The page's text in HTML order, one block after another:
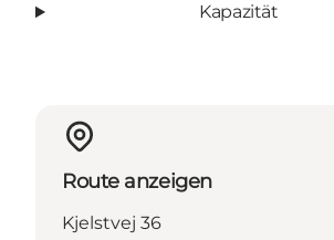
Kapazität
Route anzeigen
Kjelstvej 36